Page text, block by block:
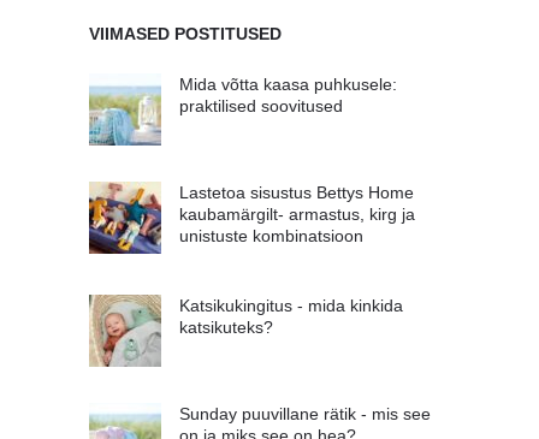
VIIMASED POSTITUSED
Mida võtta kaasa puhkusele:
praktilised soovitused
Lastetoa sisustus Bettys Home
kaubamärgilt- armastus, kirg ja
unistuste kombinatsioon
Katsikukingitus - mida kinkida
katsikuteks?
Sunday puuvillane rätik - mis see